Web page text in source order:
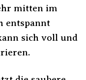
mitten im
entspannt
sich voll und